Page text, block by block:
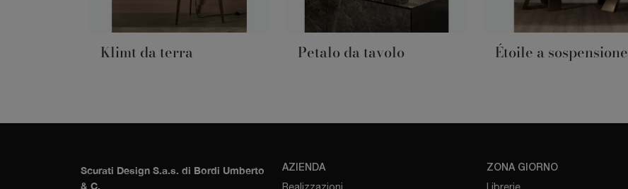
Klimt da terra Petalo da tavolo Étoile a sospensione
Scurati Design S.a.s. di Bordi Umberto
& C.
AZIENDA ZONA GIORNO